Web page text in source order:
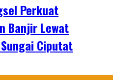
Perkuat
Banjir Lewat
Ciputat